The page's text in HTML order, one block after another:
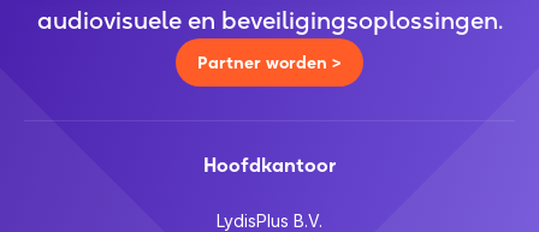
audiovisuele en beveiligingsoplossingen.
Partner worden >
Hoofdkantoor
LydisPlus B.V.